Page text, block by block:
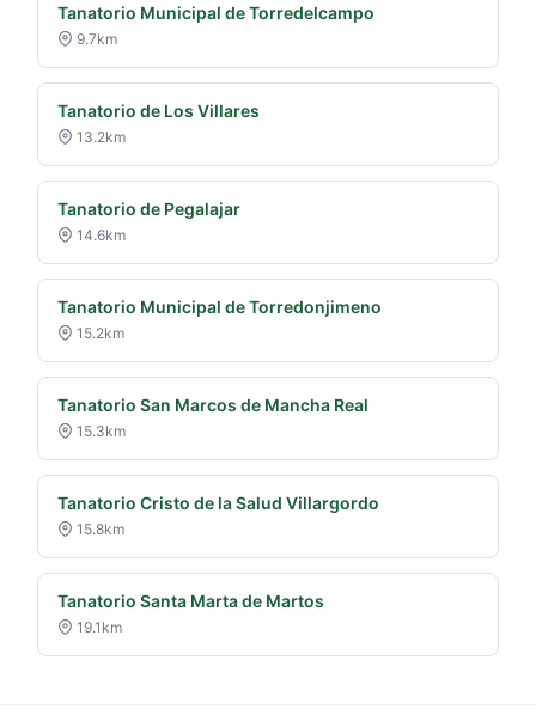
Tanatorio Municipal de Torredelcampo
9.7km
Tanatorio de Los Villares
13.2km
Tanatorio de Pegalajar
14.6km
Tanatorio Municipal de Torredonjimeno
15.2km
Tanatorio San Marcos de Mancha Real
15.3km
Tanatorio Cristo de la Salud Villargordo
15.8km
Tanatorio Santa Marta de Martos
19.1km